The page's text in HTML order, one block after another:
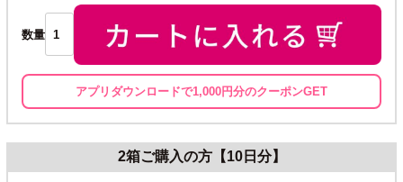
数量
アプリダウンロードで1,000円分のクーポンGET
2箱ご購入の方【10日分】